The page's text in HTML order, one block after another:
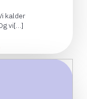
kalder
vi[…]